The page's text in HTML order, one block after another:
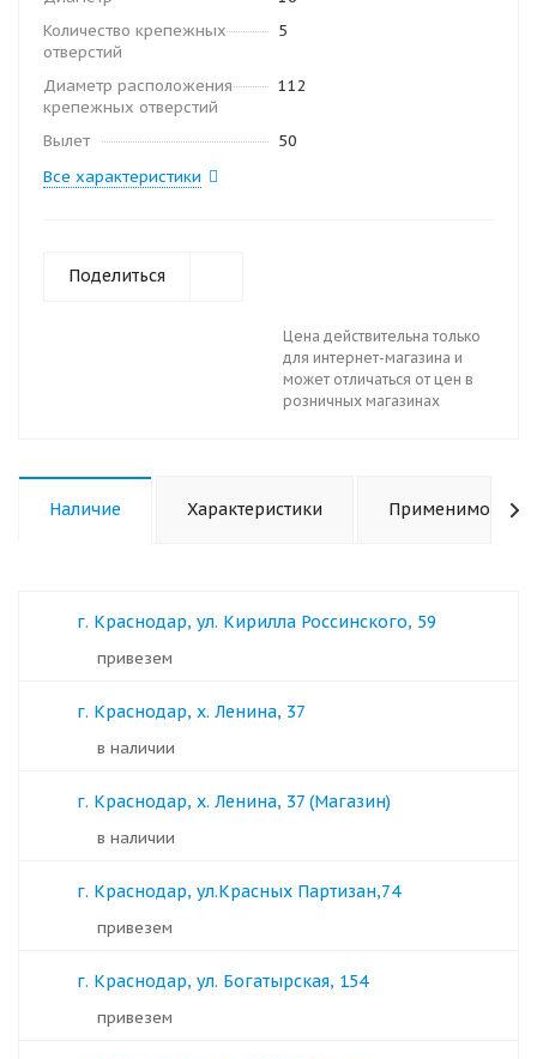
Количество крепежных
отверстий
5
Диаметр расположения
крепежных отверстий
112
Вылет
50
Все характеристики
Поделиться
Цена действительна только
для интернет-магазина и
может отличаться от цен в
розничных магазинах
Наличие Характеристики Применимость
г. Краснодар, ул. Кирилла Россинского, 59
Привезем
г. Краснодар, х. Ленина, 37
в наличии
г. Краснодар, х. Ленина, 37 (Магазин)
в наличии
г. Краснодар, ул.Красных Партизан,74
Привезем
г. Краснодар, ул. Богатырская, 154
Привезем